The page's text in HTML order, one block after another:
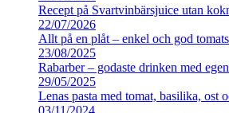
Recept på Svartvinbärsjuice utan
22/07/2026
Allt på en plåt – enkel och god
23/08/2025
Rabarber – godaste drinken med
29/05/2025
Lenas pasta med tomat, basilika, ost
03/11/2024